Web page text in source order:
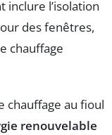
inclure l’isolation
des fenêtres,
chauffage
chauffage au fioul
renouvelable